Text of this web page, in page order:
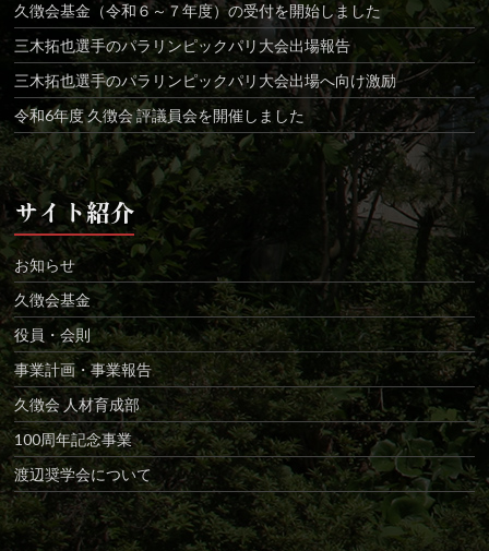
久徴会基金（令和６～７年度）の受付を開始しました
三木拓也選手のパラリンピックパリ大会出場報告
三木拓也選手のパラリンピックパリ大会出場へ向け激励
令和6年度 久徴会 評議員会を開催しました
サイト紹介
お知らせ
久徴会基金
役員・会則
事業計画・事業報告
久徴会 人材育成部
100周年記念事業
渡辺奨学会について